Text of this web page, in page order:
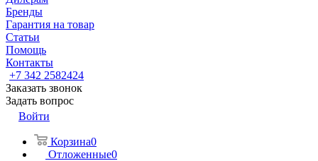
Бренды
Гарантия на товар
Статьи
Помощь
Контакты
+7 342 2582424
Заказать звонок
Задать вопрос
Войти
Корзина0
Отложенные0